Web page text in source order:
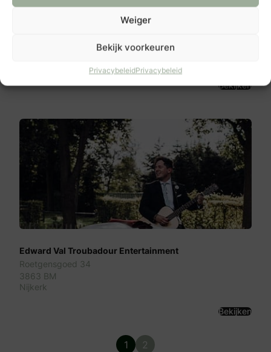
Weiger
Bekijk voorkeuren
PrivacybeleidPrivacybeleid
Bekijken
Edward Val Troubadour Entertainment
Roetgensgoed 34
3863 BM
Nijkerk
Bekijken
1 2